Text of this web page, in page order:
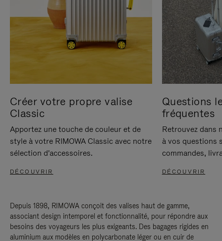
Créer votre propre valise
Classic
Apportez une touche de couleur et de
style à votre RIMOWA Classic avec notre
sélection d'accessoires.
DÉCOUVRIR
Questions
fréquentes
Retrouvez dans
à vos questions
commandes,
DÉCOUVRIR
Depuis 1898, RIMOWA conçoit des valises haut de gamme,
associant design intemporel et fonctionnalité, pour répondre aux
besoins des voyageurs les plus exigeants. Des bagages rigides en
aluminium aux modèles en polycarbonate léger ou en cuir de